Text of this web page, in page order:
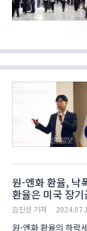
원-엔화 환율,
환율은 미국 장
김진성 기자
원-엔화 환율의 하락